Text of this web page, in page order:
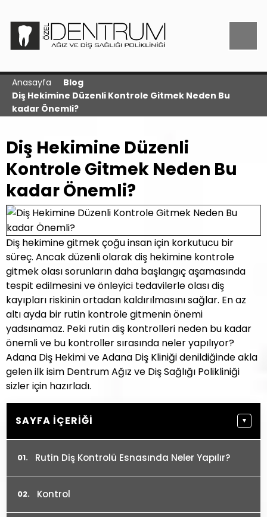
Anasayfa
Blog
Diş Hekimine Düzenli Kontrole Gitmek Neden Bu
kadar Önemli?
Diş Hekimine Düzenli
Kontrole Gitmek Neden Bu
kadar Önemli?
Diş hekimine gitmek çoğu insan için korkutucu bir
süreç. Ancak düzenli olarak diş hekimine kontrole
gitmek olası sorunların daha başlangıç aşamasında
tespit edilmesini ve önleyici tedavilerle olası diş
kayıpları riskinin ortadan kaldırılmasını sağlar. En az
altı ayda bir rutin kontrole gitmenin önemi
yadsınamaz. Peki rutin diş kontrolleri neden bu kadar
önemli ve bu kontroller sırasında neler yapılıyor?
Adana Diş Hekimi ve Adana Diş Kliniği denildiğinde akla
gelen ilk isim Dentrum Ağız ve Diş Sağlığı Polikliniği
sizler için hazırladı.
SAYFA İÇERIĞI ▼
Rutin Diş Kontrolü Esnasında Neler Yapılır?
Kontrol